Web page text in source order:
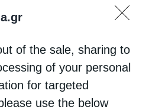
of the sale, sharing to
of your personal
for targeted
use the below